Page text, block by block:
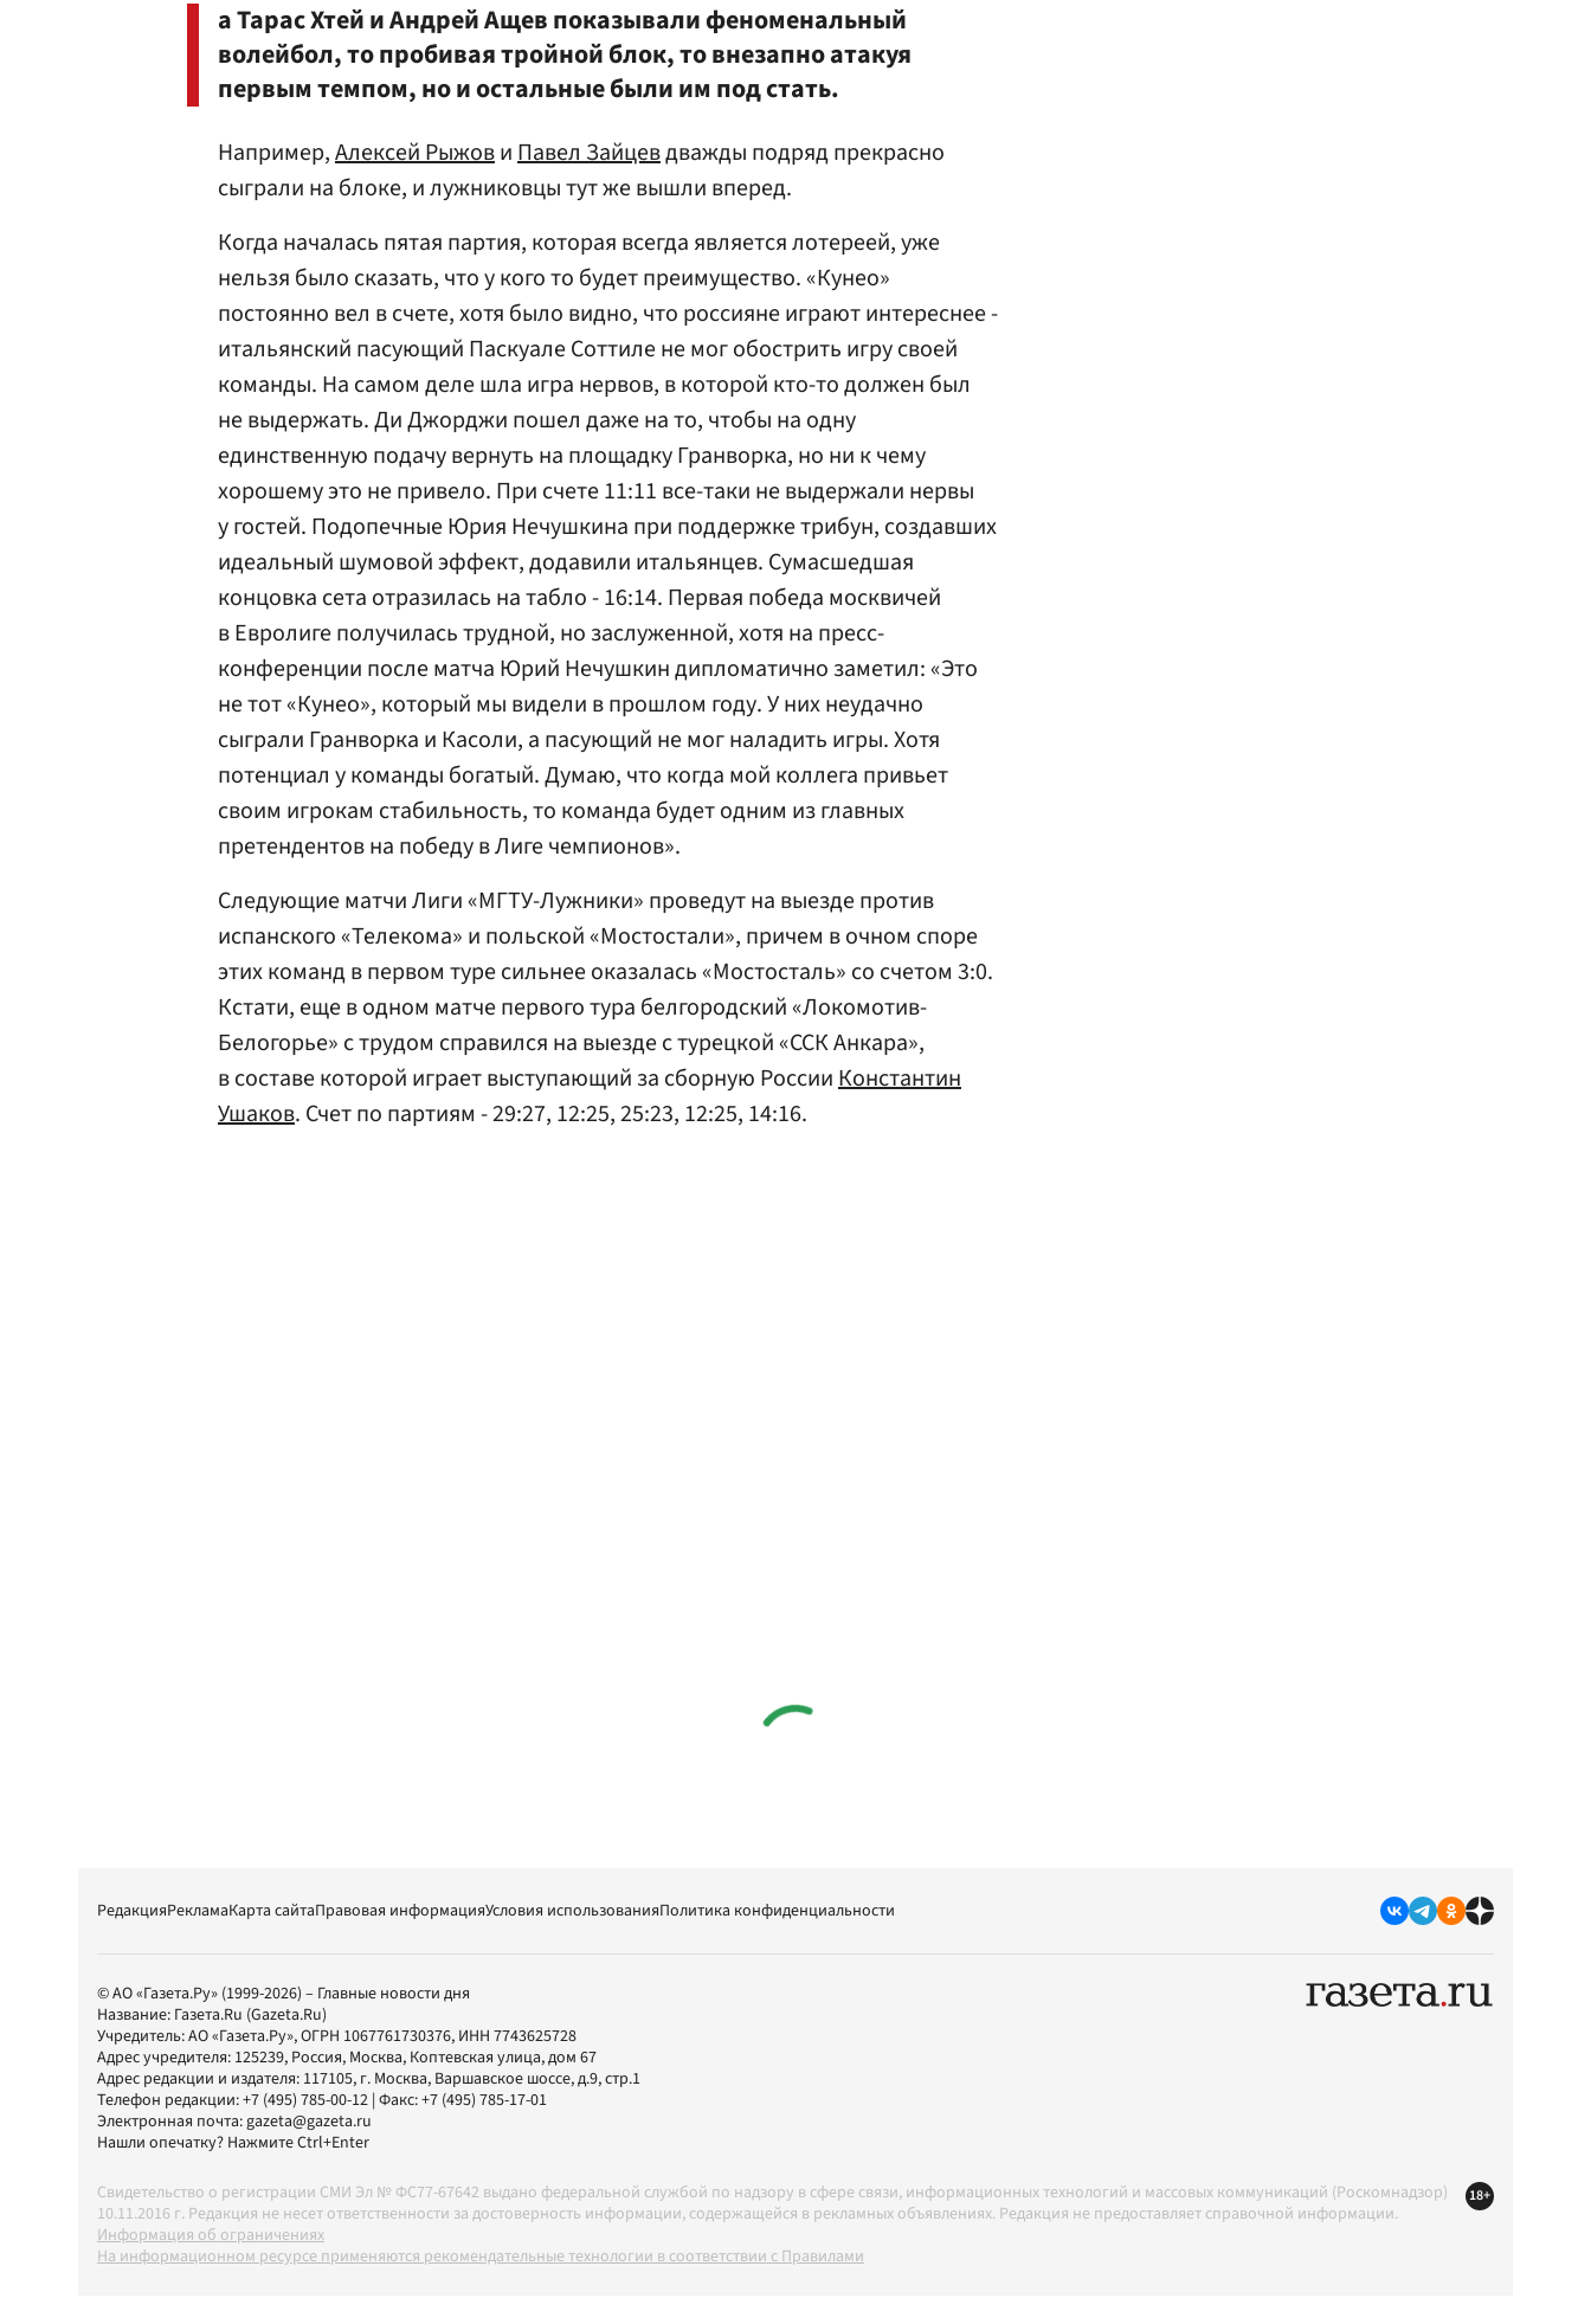
а Тарас Хтей и Андрей Ащев показывали феноменальный
волейбол, то пробивая тройной блок, то внезапно атакуя
первым темпом, но и остальные были им под стать.
Например,Алексей РыжовиПавел Зайцевдважды подряд прекрасно
сыграли на блоке, и лужниковцы тут же вышли вперед.
Когда началась пятая партия, которая всегда является лотереей, уже
нельзя было сказать, что у кого то будет преимущество. «Кунео»
постоянно вел в счете, хотя было видно, что россияне играют интереснее -
итальянский пасующий Паскуале Соттиле не мог обострить игру своей
команды. На самом деле шла игра нервов, в которой кто-то должен был
не выдержать. Ди Джорджи пошел даже на то, чтобы на одну
единственную подачу вернуть на площадку Гранворка, но ни к чему
хорошему это не привело. При счете 11:11 все-таки не выдержали нервы
у гостей. Подопечные Юрия Нечушкина при поддержке трибун, создавших
идеальный шумовой эффект, додавили итальянцев. Сумасшедшая
концовка сета отразилась на табло - 16:14. Первая победа москвичей
в Евролиге получилась трудной, но заслуженной, хотя на пресс-
конференции после матча Юрий Нечушкин дипломатично заметил: «Это
не тот «Кунео», который мы видели в прошлом году. У них неудачно
сыграли Гранворка и Касоли, а пасующий не мог наладить игры. Хотя
потенциал у команды богатый. Думаю, что когда мой коллега привьет
своим игрокам стабильность, то команда будет одним из главных
претендентов на победу в Лиге чемпионов».
Следующие матчи Лиги «МГТУ-Лужники» проведут на выезде против
испанского «Телекома» и польской «Мостостали», причем в очном споре
этих команд в первом туре сильнее оказалась «Мостосталь» со счетом 3:0.
Кстати, еще в одном матче первого тура белгородский «Локомотив-
Белогорье» с трудом справился на выезде с турецкой «ССК Анкара»,
в составе которой играет выступающий за сборную РоссииКонстантин
Ушаков. Счет по партиям - 29:27, 12:25, 25:23, 12:25, 14:16.
РедакцияРекламаКарта сайтаПравовая информацияУсловия использованияПолитика конфиденциальности
© АО «Газета.Ру» (1999-2026) – Главные новости дня
Название: Газета.Ru (Gazeta.Ru)
Учредитель:АО «Газета.Ру», ОГРН 1067761730376, ИНН 7743625728
Адрес учредителя: 125239, Россия, Москва, Коптевская улица, дом 67
Адрес редакции и издателя: 117105, г. Москва, Варшавское шоссе, д.9, стр.1
Телефон редакции:+7 (495) 785-00-12 | Факс:+7 (495) 785-17-01
Электронная почта:gazeta@gazeta.ru
Нашли опечатку? Нажмите Ctrl+Enter
Свидетельство о регистрации СМИ Эл № ФС77-67642 выдано федеральной службой по надзору в сфере связи, информационных технологий и массовых коммуникаций (Роскомнадзор)
10.11.2016 г. Редакция не несет ответственности за достоверность информации, содержащейся в рекламных объявлениях. Редакция не предоставляет справочной информации.
Информация об ограничениях
На информационном ресурсе применяются рекомендательные технологии в соответствии с Правилами
18+